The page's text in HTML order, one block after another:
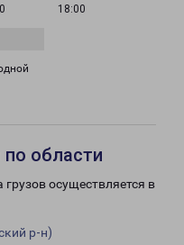
18:00
по области
осуществляется в
р-н)